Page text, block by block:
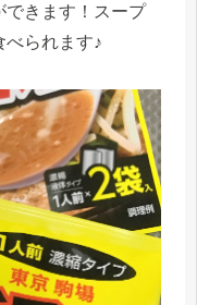
できます！スープ
べられます♪